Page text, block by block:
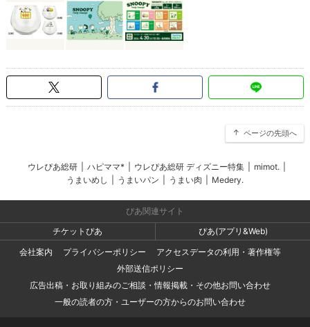
ページの先頭へ
ウレぴあ総研 ハピママ* ウレぴあ総研 ディズニー特集 mimot.
うまいめし
うまいパン うまい肉 Medery.
ぴあ関連サイト
チケットぴあ
ぴあ(アプリ&Web)
会社案内
プライバシーポリシー
アクセスデータの利用・著作権等
外部送信ポリシー
広告出稿・お取り組みのご相談・情報掲載・その他お問い合わせ
一般の読者の方・ユーザーの方からのお問い合わせ